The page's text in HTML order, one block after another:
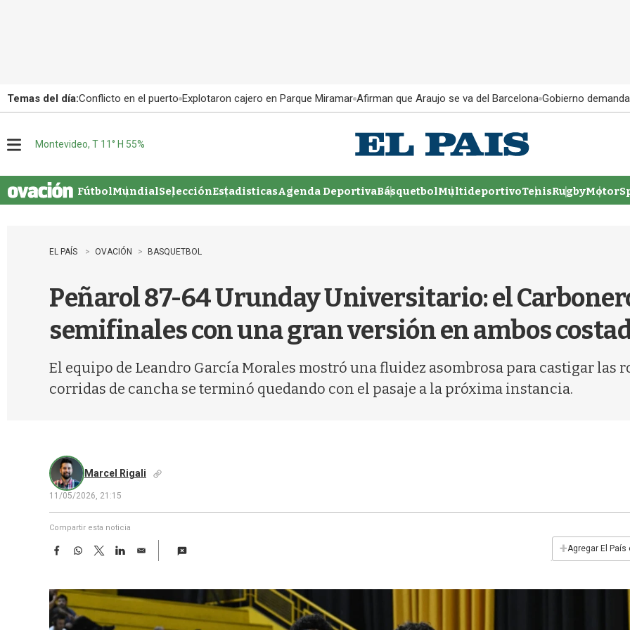
Temas del día:Conflicto en el puerto Explotaron cajero en Parque Miramar Afirman que Araujo se va del Barcelona Gobierno
u
Montevideo, T 11° H 55%
FútbolMundialSelecciónEstadisticasAgenda DeportivaBásquetbolMultideportivoTenisRugby
EL PAÍS OVACIÓN BASQUETBOL
Peñarol 87-64 Urunday Universitario: el
semifinales con una gran versión en ambos
El equipo de Leandro García Morales mostró una fluidez asombrosa para castigar las
corridas de cancha se terminó quedando con el pasaje a la próxima instancia.
Marcel Rigali
11/05/2026, 21:15
Compartir esta noticia
F
e
b
o
W
t
A
T
w
t
e
L
k
e
d
E
i
l
+Agregar El País